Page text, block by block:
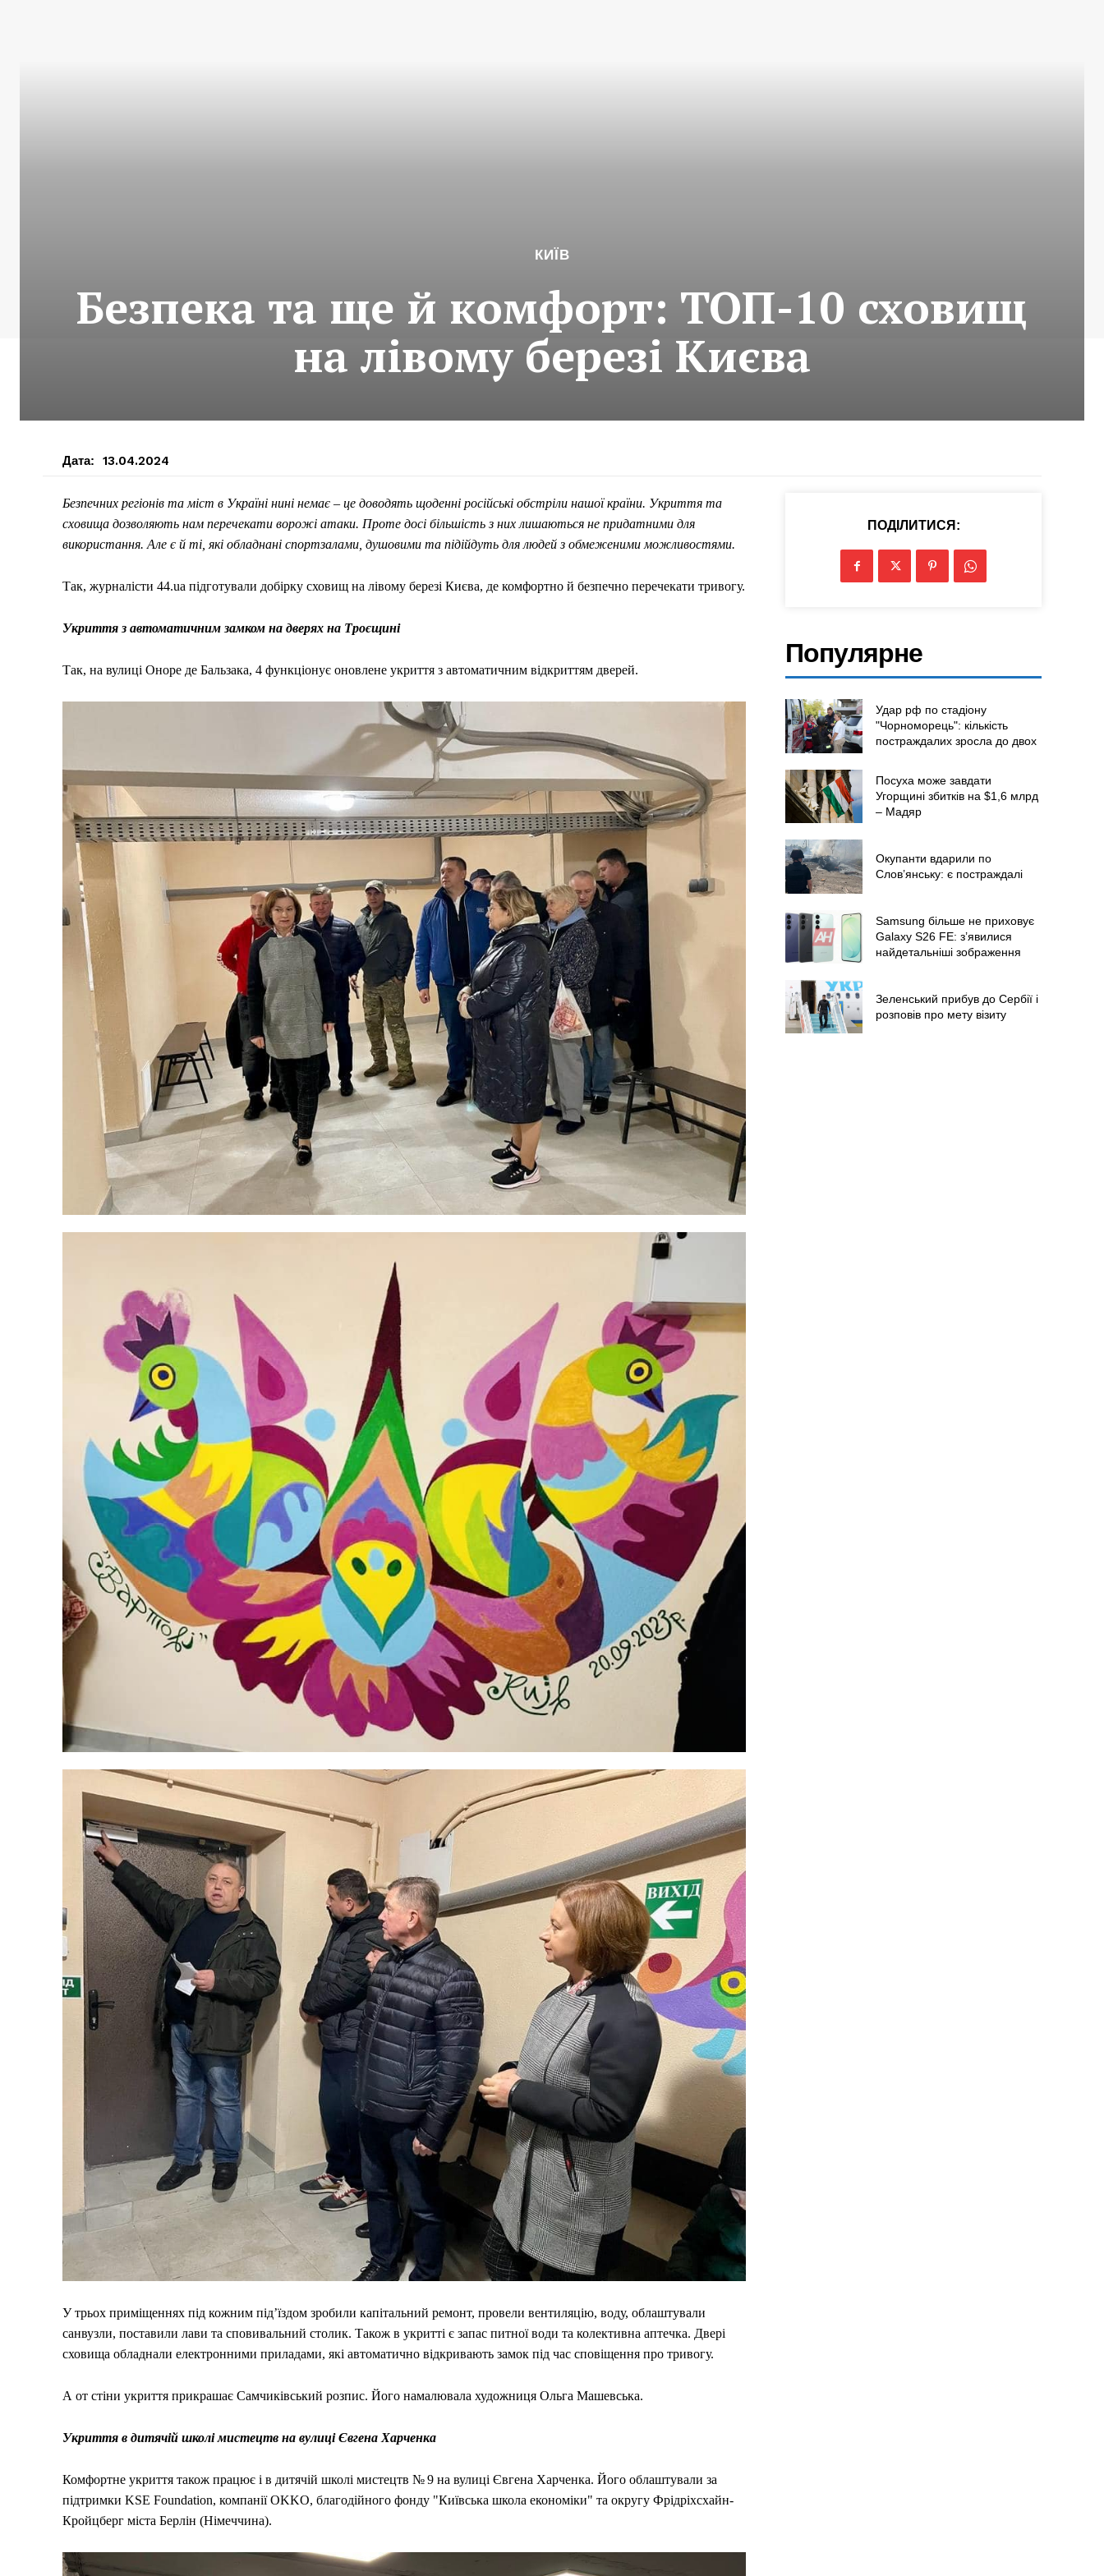
Меню
Україна
Економіка
Політика
Світ
Технології
Війна
КИЇВ
Безпека та ще й комфорт: ТОП-10 сховищ
на лівому березі Києва
Дата: 13.04.2024
Безпечних регіонів та міст в Україні нині немає – це доводять щоденні російські обстріли нашої країни. Укриття та
сховища дозволяють нам перечекати ворожі атаки. Проте досі більшість з них лишаються не придатними для
використання. Але є й ті, які обладнані спортзалами, душовими та підійдуть для людей з обмеженими можливостями.
Так, журналісти 44.ua підготували добірку сховищ на лівому березі Києва, де комфортно й безпечно перечекати тривогу.
Укриття з автоматичним замком на дверях на Троєщині
Так, на вулиці Оноре де Бальзака, 4 функціонує оновлене укриття з автоматичним відкриттям дверей.
У трьох приміщеннях під кожним під’їздом зробили капітальний ремонт, провели вентиляцію, воду, облаштували
санвузли, поставили лави та сповивальний столик. Також в укритті є запас питної води та колективна аптечка. Двері
сховища обладнали електронними приладами, які автоматично відкривають замок під час сповіщення про тривогу.
А от стіни укриття прикрашає Самчиківський розпис. Його намалювала художниця Ольга Машевська.
Укриття в дитячій школі мистецтв на вулиці Євгена Харченка
Комфортне укриття також працює і в дитячій школі мистецтв № 9 на вулиці Євгена Харченка. Його облаштували за
підтримки KSE Foundation, компанії OKKO, благодійного фонду "Київська школа економіки" та округу Фрідріхсхайн-
Кройцберг міста Берлін (Німеччина).
ПОДІЛИТИСЯ:
Популярне
Удар рф по стадіону
"Чорноморець": кількість
постраждалих зросла до двох
Посуха може завдати
Угорщині збитків на $1,6 млрд
– Мадяр
Окупанти вдарили по
Слов’янську: є постраждалі
Samsung більше не приховує
Galaxy S26 FE: з’явилися
найдетальніші зображення
Зеленський прибув до Сербії і
розповів про мету візиту